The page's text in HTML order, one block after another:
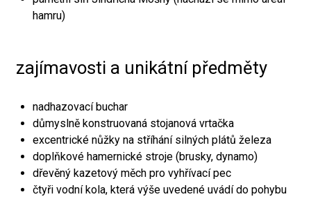
hamru)
zajímavosti a unikátní předměty
nadhazovací buchar
důmyslně konstruovaná stojanová vrtačka
excentrické nůžky na stříhání silných plátů železa
doplňkové hamernické stroje (brusky, dynamo)
dřevěný kazetový měch pro vyhřívací pec
čtyři vodní kola, která výše uvedené uvádí do pohybu